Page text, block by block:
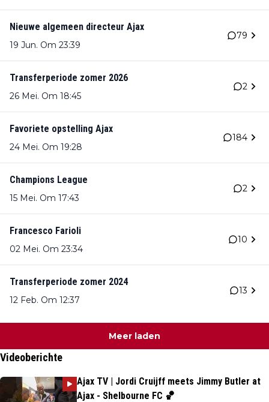
Nieuwe algemeen directeur Ajax
19 Jun. Om 23:39
79
Transferperiode zomer 2026
26 Mei. Om 18:45
2
Favoriete opstelling Ajax
24 Mei. Om 19:28
184
Champions League
15 Mei. Om 17:43
2
Francesco Farioli
02 Mei. Om 23:34
10
Transferperiode zomer 2024
12 Feb. Om 12:37
13
Meer laden
Videoberichte
Ajax TV | Jordi Cruijff meets Jimmy Butler at
Ajax - Shelbourne FC 🏀